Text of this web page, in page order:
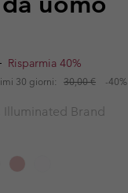
Risparmia 40%
30 giorni: 30,00 € -40%
Illuminated Brand